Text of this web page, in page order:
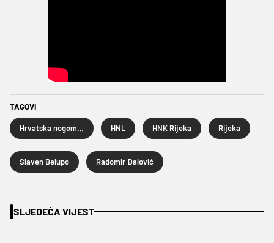
TAGOVI
HNL HNK Rijeka Rijeka
Slaven Belupo Radomir Đalović
SLJEDEĆA VIJEST